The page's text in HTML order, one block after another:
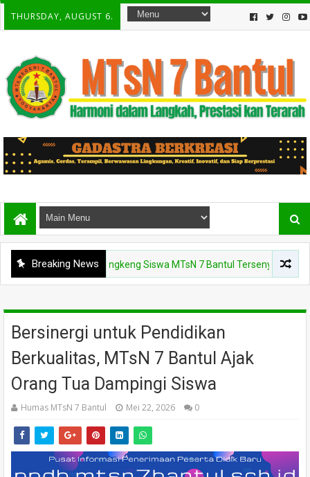
THURSDAY, AUGUST 6.
Breaking News
dan Buah Kelengkeng Siswa MTsN 7 Bantul Tersenyum Berseri
Bersinergi untuk Pendidikan
Berkualitas, MTsN 7 Bantul Ajak
Orang Tua Dampingi Siswa
Humas MTsN 7 Bantul Mei 22, 2026 0